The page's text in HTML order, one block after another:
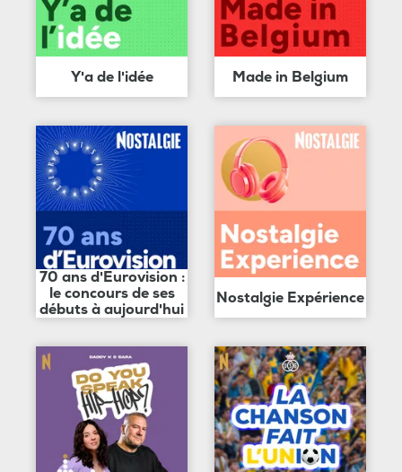
Y'a de l'idée Made in Belgium
70 ans d'Eurovision :
le concours de ses
débuts à aujourd'hui
Nostalgie Expérience